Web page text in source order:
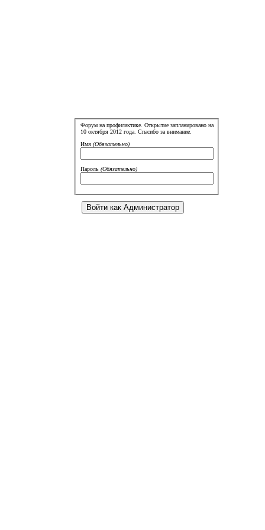
Форум на профилактике. Открытие запланировано на
10 октября 2012 года. Спасибо за внимание.
Имя (Обязательно)
Пароль (Обязательно)